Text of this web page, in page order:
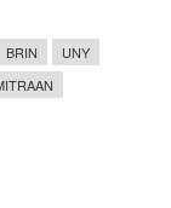
BRIN
UNY